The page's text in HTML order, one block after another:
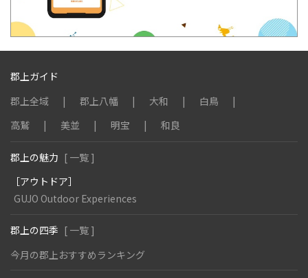
郡上ガイド
郡上全域
郡上八幡 大和
白鳥
高鷲
美並 明宝 和良
郡上の魅力 [ 一覧 ]
［アウトドア］
GUJO Outdoor Experiences
郡上の四季 [ 一覧 ]
今月の郡上おすすめランキング